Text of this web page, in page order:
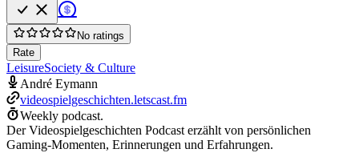
No ratings
Rate
LeisureSociety & Culture
André Eymann
videospielgeschichten.letscast.fm
Weekly podcast.
Der Videospielgeschichten Podcast erzählt von persönlichen
Gaming-Momenten, Erinnerungen und Erfahrungen.